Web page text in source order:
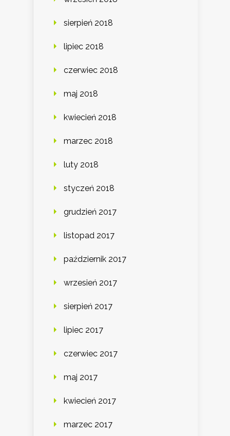
sierpień 2018
lipiec 2018
czerwiec 2018
maj 2018
kwiecień 2018
marzec 2018
luty 2018
styczeń 2018
grudzień 2017
listopad 2017
październik 2017
wrzesień 2017
sierpień 2017
lipiec 2017
czerwiec 2017
maj 2017
kwiecień 2017
marzec 2017